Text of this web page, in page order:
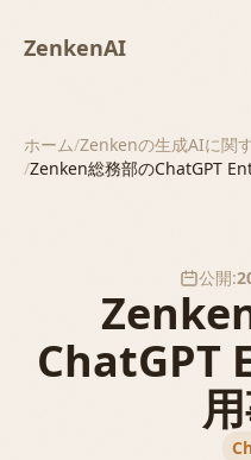
ZenkenAI
ホーム/Zenkenの生成AIに関
/Zenken総務部のChatGPT
公開:
ChatGPT